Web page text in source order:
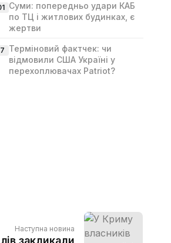
Суми: попередньо удари КАБ
по ТЦ і житлових будинках, є
жертви
Терміновий фактчек: чи
відмовили США Україні у
перехоплювачах Patriot?
Наступна новина
закликали